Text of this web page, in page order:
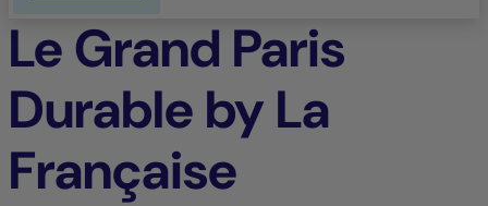
Le Grand Paris
Durable by La
Française